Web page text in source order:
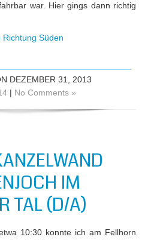
war. Hier gings dann richtig
Süden
DEZEMBER 31, 2013
| No Comments »
IM
TAL (D/A)
10:30 konnte ich am Fellhorn